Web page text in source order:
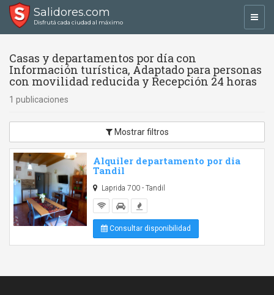
Salidores.com
Disfrutá cada ciudad al máximo
Casas y departamentos por día con
Información turística, Adaptado para personas
con movilidad reducida y Recepción 24 horas
1 publicaciones
Mostrar filtros
Alquiler departamento por dia
Tandil
Laprida 700 - Tandil
Consultar disponibilidad